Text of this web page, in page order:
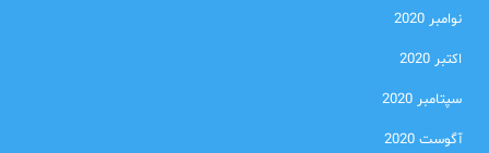
نوامبر 2020
اکتبر 2020
سپتامبر 2020
آگوست 2020